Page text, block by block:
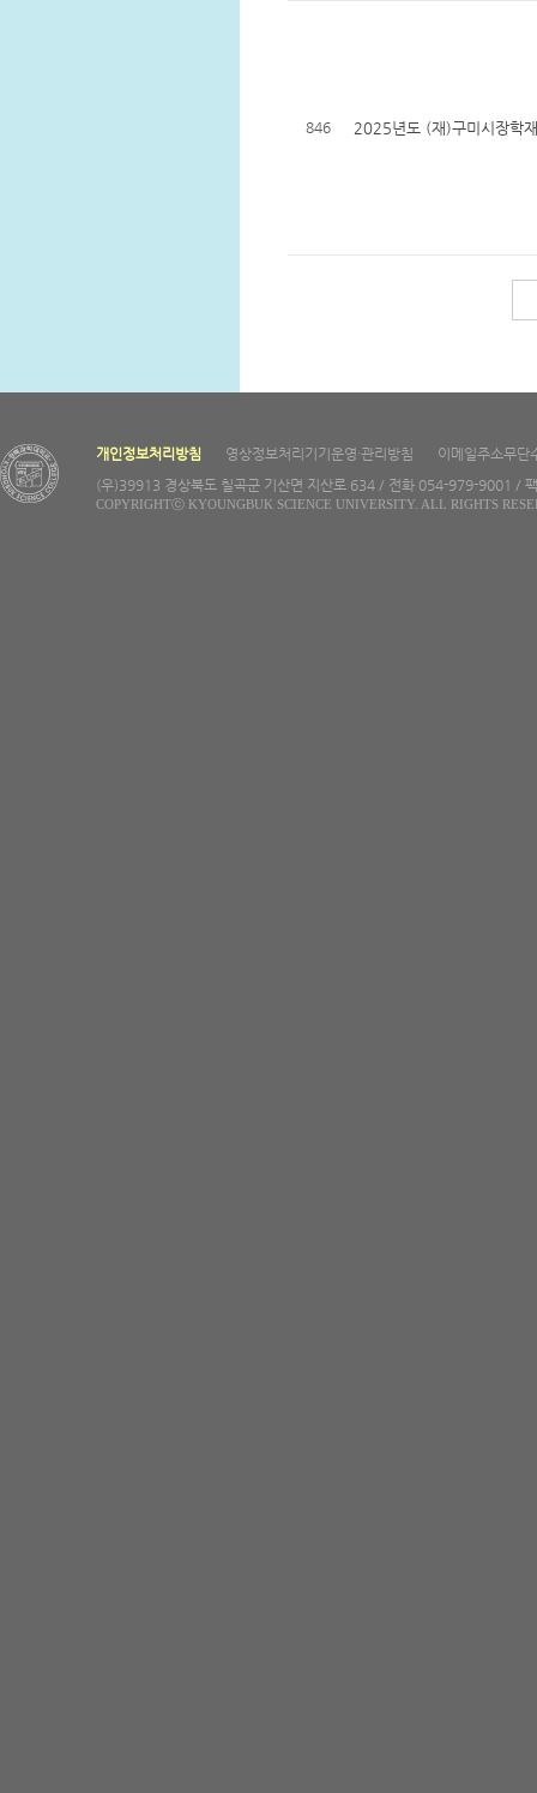
846 2025년도 (재)구미시장학
개인정보처리방침 영상정보처리기기운영·관리방침
이메일주소무단
(우)39913 경상북도 칠곡군 기산면 지산로 634 / 전화 054-979-9001 /
COPYRIGHTⓒ KYOUNGBUK SCIENCE UNIVERSITY. ALL RIGHTS